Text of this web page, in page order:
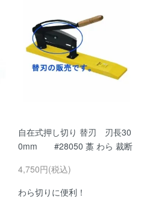
自在式押し切り 替刃 刃長30
0mm #28050 藁 わら 裁断
4,750円(税込)
わら切りに便利！